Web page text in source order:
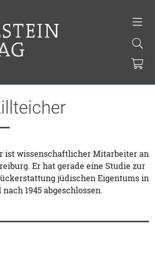
ist wissenschaftlicher Mitarbeiter an
Er hat gerade eine Studie zur
jüdischen Eigentums in
1945 abgeschlossen.